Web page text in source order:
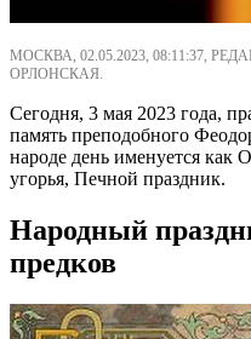
МОСКВА, 02.05.2023, 08:11:37,
ОРЛОНСКАЯ.
Сегодня, 3 мая 2023 года,
память преподобного
народе день именуется как
угорья, Печной праздник.
Народный
предков